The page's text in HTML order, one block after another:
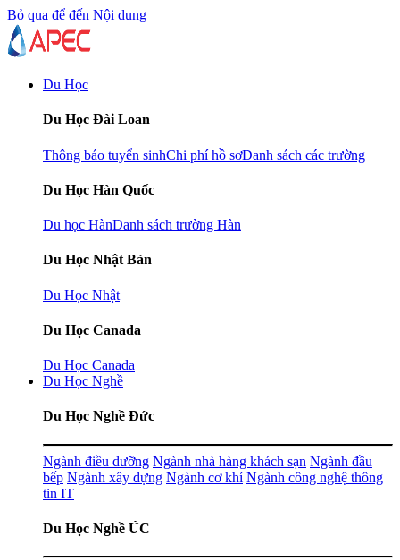
Bỏ qua để đến Nội dung
Du Học
Du Học Đài Loan
Thông báo tuyển sinhChi phí hồ sơDanh sách các trường
Du Học Hàn Quốc
Du học HànDanh sách trường Hàn
Du Học Nhật Bản
Du Học Nhật
Du Học Canada
Du Học Canada
Du Học Nghề
Du Học Nghề Đức
Ngành điều dưỡng Ngành nhà hàng khách sạn Ngành đầu
bếp Ngành xây dựng Ngành cơ khí Ngành công nghệ thông
tin IT
Du Học Nghề ÚC